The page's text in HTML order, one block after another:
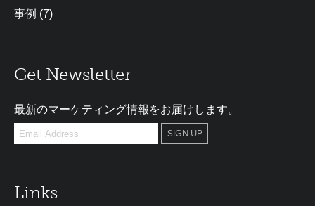
事例 (7)
Get Newsletter
最新のマーケティング情報をお届けします。
Links